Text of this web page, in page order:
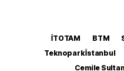
İTOTAM BTM
Teknopark İstanbul
Cemile